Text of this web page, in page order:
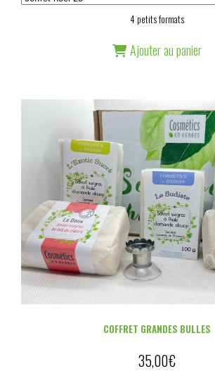
4 petits formats
Ajouter au panier
COFFRET GRANDES BULLES
35,00€